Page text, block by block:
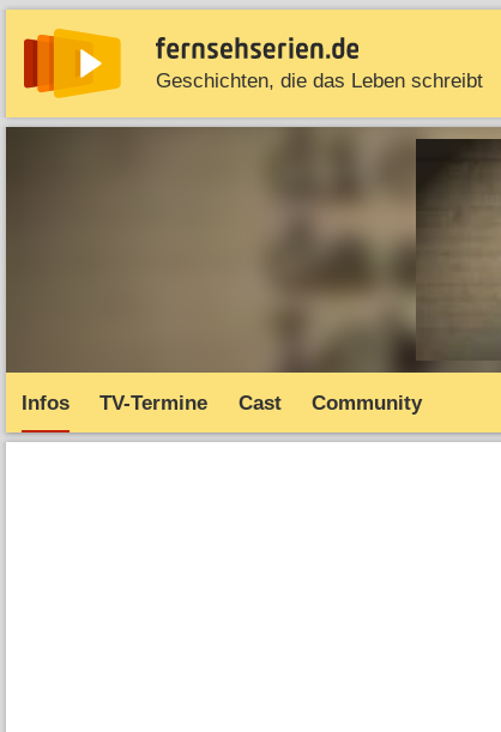
Geschichten, die das Leben schreibt
News Entdecken Streaming TV-Starts
Infos TV-Termine Cast Community